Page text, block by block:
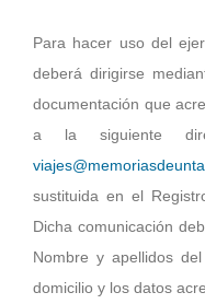
Para hacer uso del
deberá dirigirse
documentación que
a la siguiente
sustituida en el
Dicha comunicación
Nombre y apellidos
domicilio y los datos